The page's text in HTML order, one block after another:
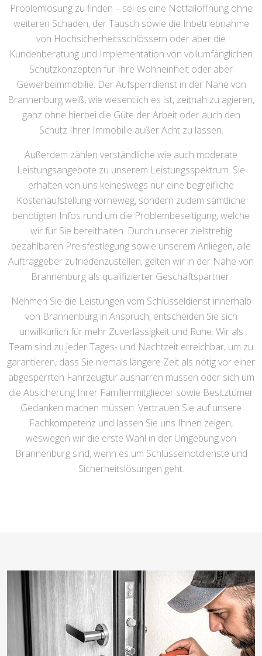
Problemlösung zu finden – sei es eine Notfallöffnung ohne
weiteren Schaden, der Tausch sowie die Inbetriebnahme
von Hochsicherheitsschlössern oder aber die
Kundenberatung und Implementation von vollumfänglichen
Schutzkonzepten für Ihre Wohneinheit oder aber
Gewerbeimmobilie. Der Aufsperrdienst in der Nähe von
Brannenburg weiß, wie wesentlich es ist, zeitnah zu agieren,
ganz ohne hierbei die Güte der Arbeit oder auch den
Schutz Ihrer Immobilie außer Acht zu lassen.
Außerdem zählen verständliche wie auch moderate
Leistungsangebote zu unserem Leistungsspektrum. Sie
erhalten von uns keineswegs nur eine begreifliche
Kostenaufstellung vorneweg, sondern zudem sämtliche
benötigten Infos rund um die Problembeseitigung, welche
wir für Sie bereithalten. Durch unserer zielstrebig
bezahlbaren Preisfestlegung sowie unserem Anliegen, alle
Auftraggeber zufriedenzustellen, gelten wir in der Nähe von
Brannenburg als qualifizierter Geschäftspartner.
Nehmen Sie die Leistungen vom Schlüsseldienst innerhalb
von Brannenburg in Anspruch, entscheiden Sie sich
unwillkürlich für mehr Zuverlässigkeit und Ruhe. Wir als
Team sind zu jeder Tages- und Nachtzeit erreichbar, um zu
garantieren, dass Sie niemals längere Zeit als nötig vor einer
abgesperrten Fahrzeugtür ausharren müssen oder sich um
die Absicherung Ihrer Familienmitglieder sowie Besitztümer
Gedanken machen müssen. Vertrauen Sie auf unsere
Fachkompetenz und lassen Sie uns Ihnen zeigen,
weswegen wir die erste Wahl in der Umgebung von
Brannenburg sind, wenn es um Schlüsselnotdienste und
Sicherheitslösungen geht.